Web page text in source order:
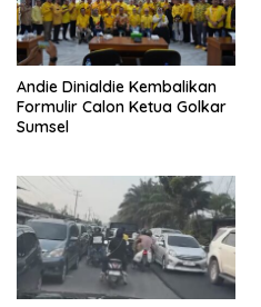
Andie Dinialdie Kembalikan
Formulir Calon Ketua Golkar
Sumsel